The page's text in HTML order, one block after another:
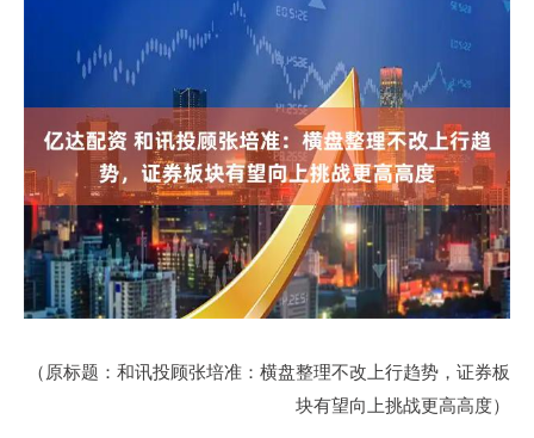
（原标题：和讯投顾张培准：横盘整理不改上行趋势，证券板
块有望向上挑战更高高度）